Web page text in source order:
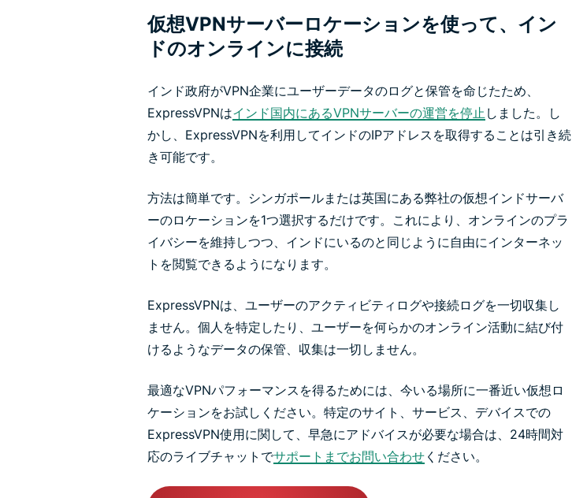
仮想VPNサーバーロケーションを使って、イン
ドのオンラインに接続
インド政府がVPN企業にユーザーデータのログと保管を命じたため、
ExpressVPNはインド国内にあるVPNサーバーの運営を停止 しました。し
かし、ExpressVPNを利用してインドのIPアドレスを取得することは引き続
き可能です。
方法は簡単です。シンガポールまたは英国にある弊社の仮想インドサーバ
ーのロケーションを1つ選択するだけです。これにより、オンラインのプラ
イバシーを維持しつつ、インドにいるのと同じように自由にインターネッ
トを閲覧できるようになります。
ExpressVPNは、ユーザーのアクティビティログや接続ログを一切収集し
ません。個人を特定したり、ユーザーを何らかのオンライン活動に結び付
けるようなデータの保管、収集は一切しません。
最適なVPNパフォーマンスを得るためには、今いる場所に一番近い仮想ロ
ケーションをお試しください。特定のサイト、サービス、デバイスでの
ExpressVPN使用に関して、早急にアドバイスが必要な場合は、24時間対
応のライブチャットでサポートまでお問い合わせ ください。